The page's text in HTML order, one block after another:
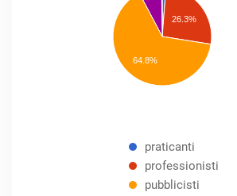
26.3%
64.8%
praticanti
professionisti
pubblicisti